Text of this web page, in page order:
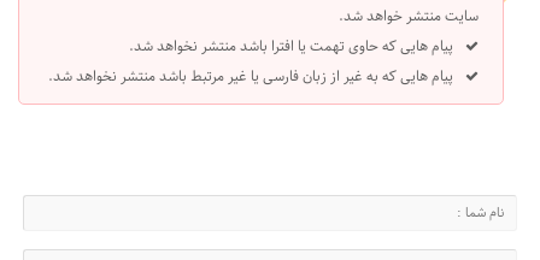
سایت منتشر خواهد شد.
پیام هایی که حاوی تهمت یا افترا باشد منتشر نخواهد شد.
پیام هایی که به غیر از زبان فارسی یا غیر مرتبط باشد منتشر نخواهد شد.